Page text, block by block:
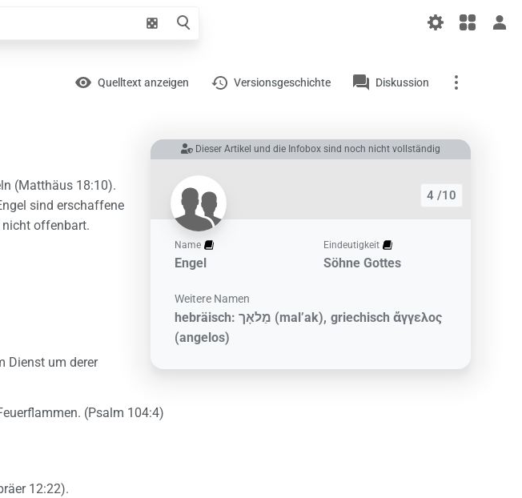
Zufälliger
Artikel
LesenQuelltext anzeigen Versionsgeschichte Diskussion
Links auf diesem
Artikel
Permanenter Link
Artikel zitieren
Dieser Artikel und die Infobox sind noch nicht vollständig
4 /10
Name
Engel
Eindeutigkeit
Söhne Gottes
Weitere Namen
hebräisch: מַלאָך (mal’ak) griechisch ἄγγελος
(angelos)
(Matthäus 18:10).
sind erschaffene
nicht offenbart.
Dienst um derer
(Psalm 104:4)
12:22).